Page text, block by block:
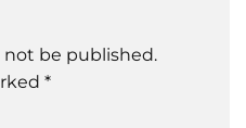
not be published.
*